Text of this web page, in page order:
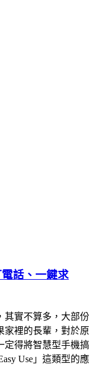
電話、一鍵求
其實不算多，大部份
家裡的長輩，對於原
定得將智慧型手機搞
Use」這類型的應